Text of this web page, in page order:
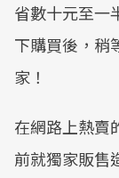
省數十元至一
下購買後，稍
家！
在網路上熱賣
前就獨家販售